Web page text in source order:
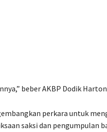
beber AKBP Dodik
perkara untuk
saksi dan pengumpulan